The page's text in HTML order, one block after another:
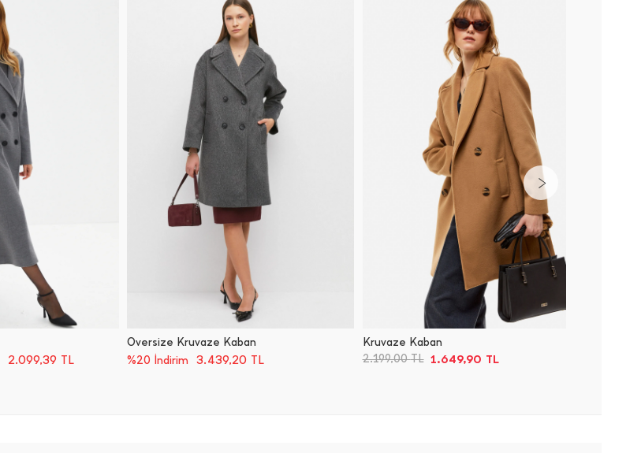
2.099,39 TL
Oversize Kruvaze Kaban
%20 İndirim
3.439,20 TL
Kruvaze Kaban
2.199,00TL 1.649,90 TL